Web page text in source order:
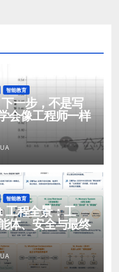
智能教育
一步，不是写
会像工程师一样
智能教育
程全景：工
体、安全与最终